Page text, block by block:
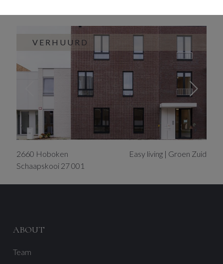
VERHUURD
2660 Hoboken
Schaapskooi 27001
Easy living | Groen Zuid
ABOUT
Team